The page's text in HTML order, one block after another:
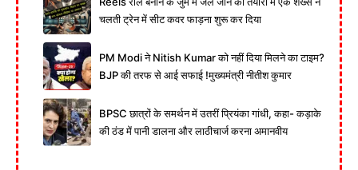
चलती ट्रेन में सीट कवर फाड़ना शुरू कर दिया
PM Modi ने Nitish Kumar को नहीं दिया मिलने का टाइम?
BJP की तरफ से आई सफाई !मुख्यमंत्री नीतीश कुमार
BPSC छात्रों के समर्थन में उतरीं प्रियंका गांधी, कहा- कड़ाके
की ठंड में पानी डालना और लाठीचार्ज करना अमानवीय